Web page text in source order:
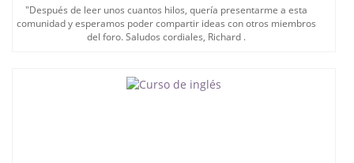
"Después de leer unos cuantos hilos, quería presentarme a esta
comunidad y esperamos poder compartir ideas con otros miembros
del foro. Saludos cordiales, Richard .